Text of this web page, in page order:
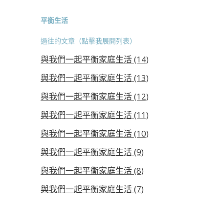
平衡生活
過往的文章（點擊我展開列表）
與我們一起平衡家庭生活 (14)
與我們一起平衡家庭生活 (13)
與我們一起平衡家庭生活 (12)
與我們一起平衡家庭生活 (11)
與我們一起平衡家庭生活 (10)
與我們一起平衡家庭生活 (9)
與我們一起平衡家庭生活 (8)
與我們一起平衡家庭生活 (7)